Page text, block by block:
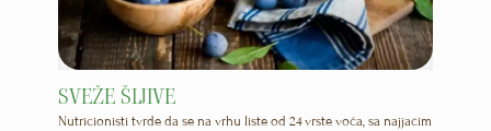
SVEŽE ŠLJIVE
Nutricionisti tvrde da se na vrhu liste od 24 vrste voća, sa najjačim